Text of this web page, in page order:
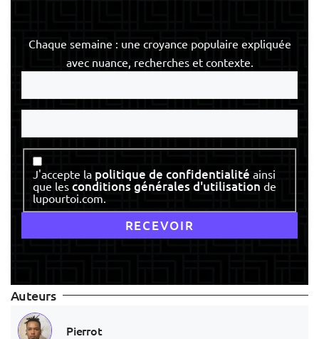
Chaque semaine : une croyance populaire expliquée
avec nuance, recherches et contexte.
Votre
mail
Votre
Consentement
J'accepte la politique de confidentialité ainsi
que les conditions générales d'utilisation de
lupourtoi.com.
Auteurs
Pierrot